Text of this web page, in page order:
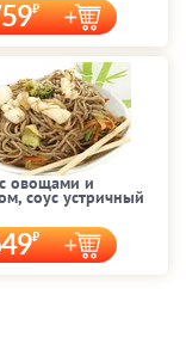
овощами и
соус устричный